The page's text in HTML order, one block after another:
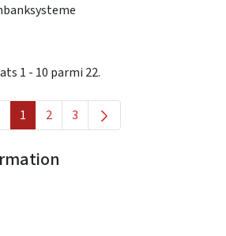
1 - 10 parmi 22.
Page
1 Page
2 Page
3